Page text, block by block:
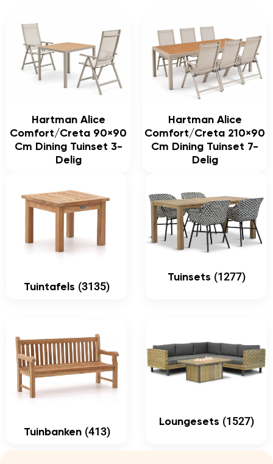
Hartman Alice
Comfort/Creta 90×90
Cm Dining Tuinset 3-
Delig
Hartman Alice
Comfort/Creta 210×90
Cm Dining Tuinset 7-
Delig
Tuintafels (3135)
Tuinsets (1277)
Tuinbanken (413)
Loungesets (1527)